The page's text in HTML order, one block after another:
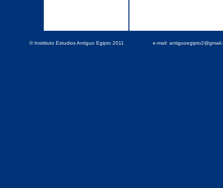
© Insttituto Estudios Antiguo Egipto 2011 e-mail: